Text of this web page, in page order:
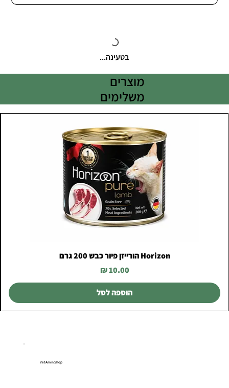
בטעינה...
מוצרים
משלימים
Horizon הורייזן פיור כבש 200 גרם
מחיר
הוספה לסל
VetAmin Shop